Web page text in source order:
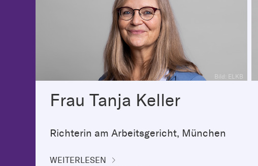
Bild: ELKB
Frau Tanja Keller
Richterin am Arbeitsgericht, München
WEITERLESEN